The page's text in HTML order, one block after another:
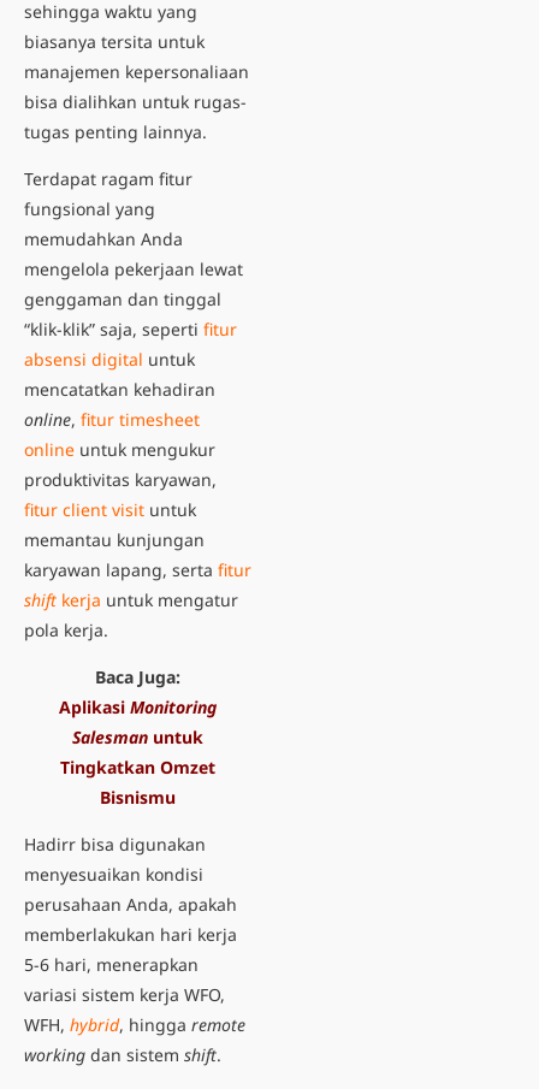
sehingga waktu yang
biasanya tersita untuk
manajemen kepersonaliaan
bisa dialihkan untuk rugas-
tugas penting lainnya.
Terdapat ragam fitur
fungsional yang
memudahkan Anda
mengelola pekerjaan lewat
genggaman dan tinggal
“klik-klik” saja, seperti fitur
absensi digital untuk
mencatatkan kehadiran
online, fitur timesheet
online untuk mengukur
produktivitas karyawan,
fitur client visit untuk
memantau kunjungan
karyawan lapang, serta fitur
shift kerja untuk mengatur
pola kerja.
Baca Juga:
Aplikasi Monitoring
Salesman untuk
Tingkatkan Omzet
Bisnismu
Hadirr bisa digunakan
menyesuaikan kondisi
perusahaan Anda, apakah
memberlakukan hari kerja
5-6 hari, menerapkan
variasi sistem kerja WFO,
WFH, hybrid, hingga remote
working dan sistem shift.